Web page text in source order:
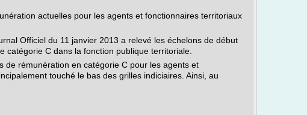
actuelles pour les agents et fonctionnaires territoriaux
Officiel du 11 janvier 2013 a relevé les échelons de début
catégorie C dans la fonction publique territoriale.
de rémunération en catégorie C pour les agents et
touché le bas des grilles indiciaires. Ainsi, au